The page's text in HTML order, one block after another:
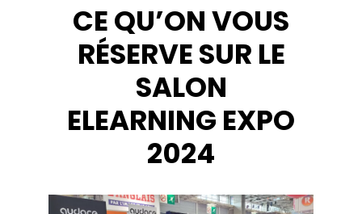
CE QU’ON VOUS
RÉSERVE SUR LE
SALON
ELEARNING EXPO
2024